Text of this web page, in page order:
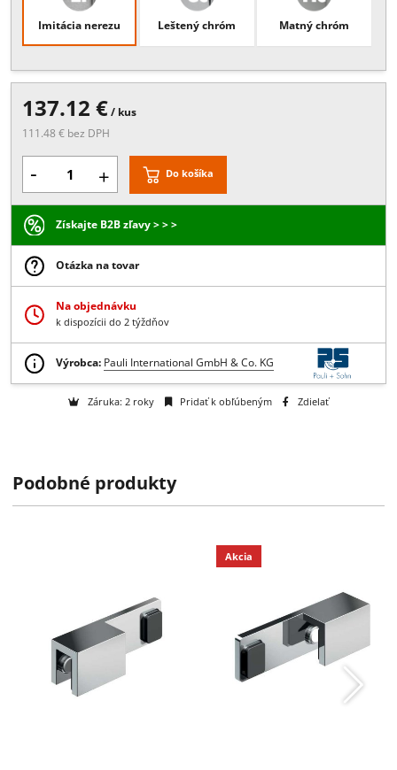
Povrchové úpravy
Imitácia nerezu
137.12 €
111.48 € bez DPH
- + Do košíka
Získajte B2B zľavy > > >
Otázka na tovar
Výrobca: Pauli International GmbH & Co. KG
Podobné produkty
Akcia